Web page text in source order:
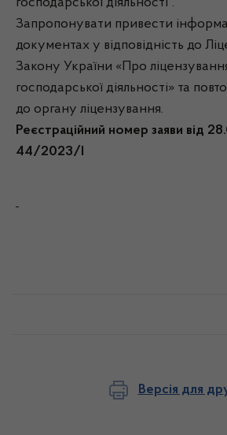
господарської діяльності”.
Запропонувати привести
документах у відповідність до
Закону України «Про
господарської діяльності» та
до органу ліцензування.
Реєстраційний номер заяви від
44/2023/І
Версія для